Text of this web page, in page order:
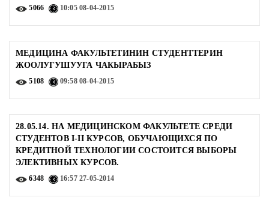
5066 10:0508-04-2015
МЕДИЦИНА ФАКУЛЬТЕТИНИН СТУДЕНТТЕРИН
ЖООЛУГУШУУГА ЧАКЫРАБЫЗ
5108 09:5808-04-2015
28.05.14. НА МЕДИЦИНСКОМ ФАКУЛЬТЕТЕ СРЕДИ
СТУДЕНТОВ I-II КУРСОВ, ОБУЧАЮЩИХСЯ ПО
КРЕДИТНОЙ ТЕХНОЛОГИИ СОСТОИТСЯ ВЫБОРЫ
ЭЛЕКТИВНЫХ КУРСОВ.
6348 16:5727-05-2014